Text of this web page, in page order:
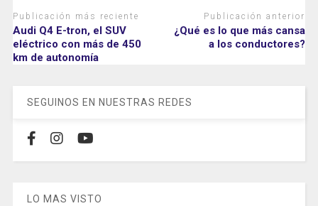
Publicación más reciente
Audi Q4 E-tron, el SUV
eléctrico con más de 450
km de autonomía
Publicación anterior
¿Qué es lo que más cansa
a los conductores?
SEGUINOS EN NUESTRAS REDES
LO MAS VISTO